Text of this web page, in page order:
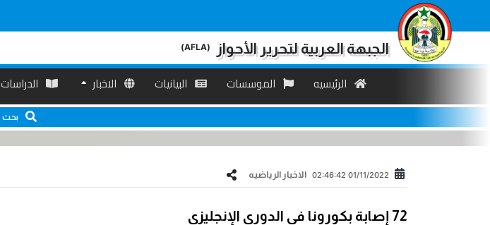
الجبهة العربية لتحرير الأحواز (AFLA)
الرئیسیه الموسسات البیانیات الاخبار الدراسات
بحث
01/11/2022 02:46:42 الاخبار الریاضیه
72 إصابة بكورونا في الدوري الإنجليزي